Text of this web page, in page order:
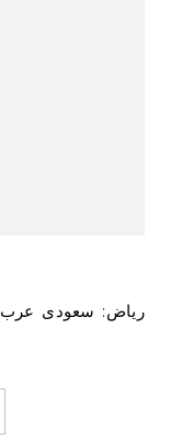
ریاض: سعودی عرب منگل کو یمن کے عدن میں قائم مرکزی